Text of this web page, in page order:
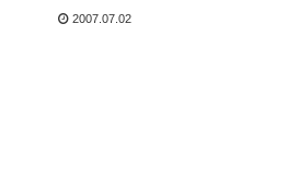
2007.07.02